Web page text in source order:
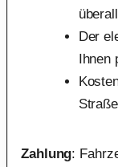
Der
Ihnen
Zahlung: